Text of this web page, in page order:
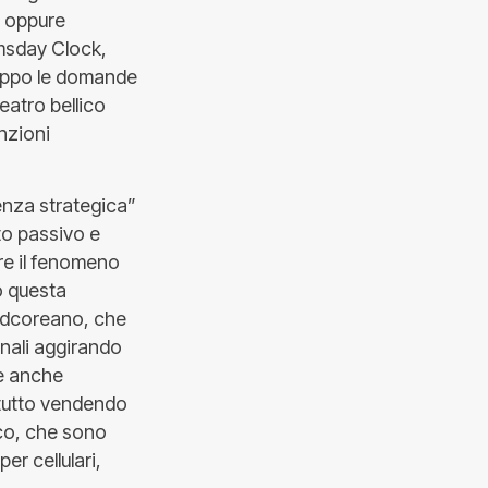
oppure
Clock,
le domande
bellico
strategica”
passivo e
il fenomeno
questa
che
aggirando
anche
vendendo
che sono
cellulari,